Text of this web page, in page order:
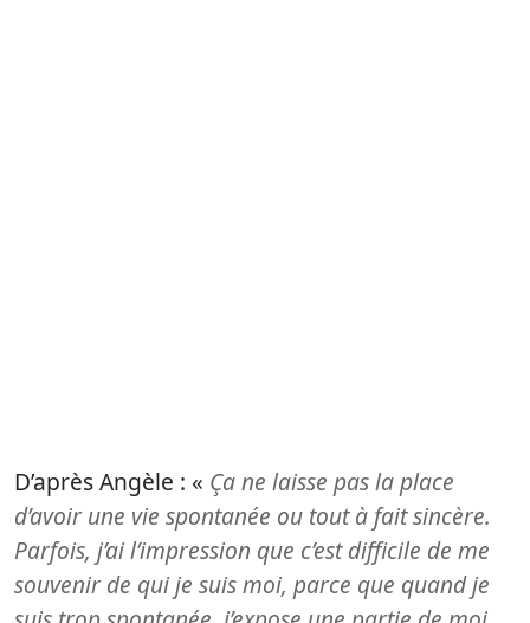
D’après Angèle : « Ça ne laisse pas la place
d’avoir une vie spontanée ou tout à fait sincère.
Parfois, j’ai l’impression que c’est difficile de me
souvenir de qui je suis moi, parce que quand je